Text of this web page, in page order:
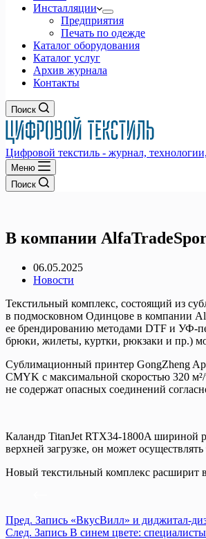
Инсталляции
Предприятия
Печать по одежде
Каталог оборудования
Каталог услуг
Архив журнала
Контакты
Поиск
Цифровой текстиль - журнал,
Меню
Поиск
В компании
06.05.2025
Новости
Текстильный комплекс, состоящий из
в подмосковном Одинцове в компании
ее брендированию методами DTF и УФ-
брюки, жилеты, куртки, рюкзаки и пр.)
Сублимационный принтер GongZheng
CMYK с максимальной скоростью 320
не содержат опасных соединений
Каландр TitanJet RTX34-1800A шириной
верхней загрузке, он может
Новый текстильный комплекс расширит
Пред. Запись «ВкусВилл» и диджитал-
След. Запись В синем цвете: